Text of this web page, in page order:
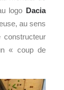
logo Dacia
au sens
« coup de